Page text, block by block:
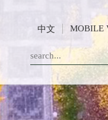
中文 MOBILE